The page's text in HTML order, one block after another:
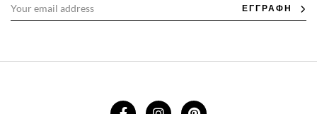
ΕΓΓΡΑΦΗ